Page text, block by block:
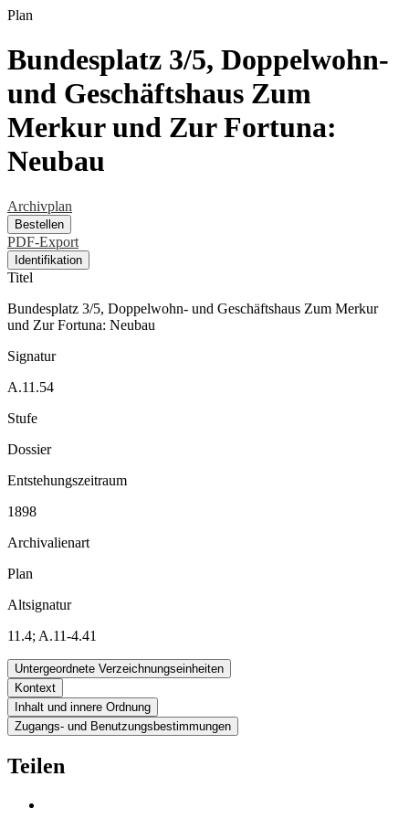
Plan
Bundesplatz 3/5, Doppelwohn-
und Geschäftshaus Zum
Merkur und Zur Fortuna:
Neubau
Archivplan
Bestellen
PDF-Export
Identifikation
Titel
Bundesplatz 3/5, Doppelwohn- und Geschäftshaus Zum Merkur
und Zur Fortuna: Neubau
Signatur
A.11.54
Stufe
Dossier
Entstehungszeitraum
1898
Archivalienart
Plan
Altsignatur
11.4; A.11-4.41
Untergeordnete Verzeichnungseinheiten
Kontext
Inhalt und innere Ordnung
Zugangs- und Benutzungsbestimmungen
Teilen